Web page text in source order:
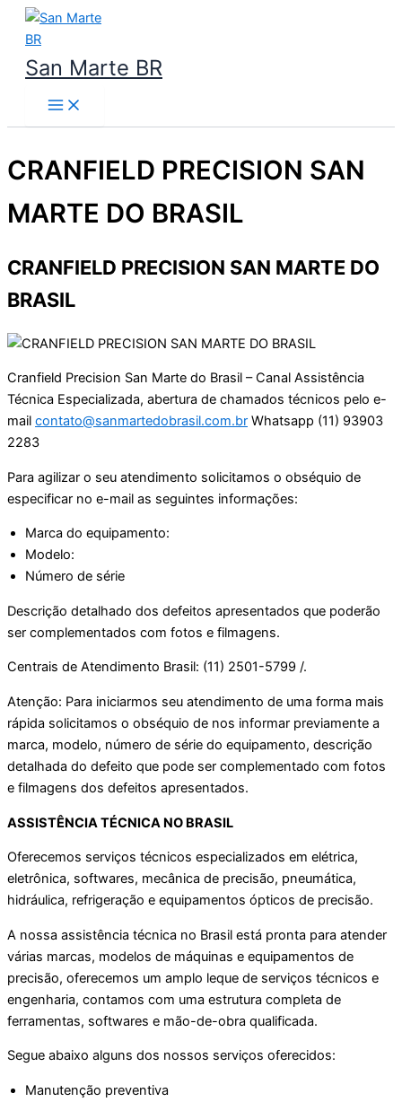
para
conteúdo
San Marte BR
CRANFIELD PRECISION SAN
MARTE DO BRASIL
CRANFIELD PRECISION SAN MARTE DO
BRASIL
Cranfield Precision San Marte do Brasil – Canal Assistência
Técnica Especializada, abertura de chamados técnicos pelo e-
mail contato@sanmartedobrasil.com.br Whatsapp (11) 93903
2283
Para agilizar o seu atendimento solicitamos o obséquio de
especificar no e-mail as seguintes informações:
Marca do equipamento:
Modelo:
Número de série
Descrição detalhado dos defeitos apresentados que poderão
ser complementados com fotos e filmagens.
Centrais de Atendimento Brasil: (11) 2501-5799 /.
Atenção: Para iniciarmos seu atendimento de uma forma mais
rápida solicitamos o obséquio de nos informar previamente a
marca, modelo, número de série do equipamento, descrição
detalhada do defeito que pode ser complementado com fotos
e filmagens dos defeitos apresentados.
ASSISTÊNCIA TÉCNICA NO BRASIL
Oferecemos serviços técnicos especializados em elétrica,
eletrônica, softwares, mecânica de precisão, pneumática,
hidráulica, refrigeração e equipamentos ópticos de precisão.
A nossa assistência técnica no Brasil está pronta para atender
várias marcas, modelos de máquinas e equipamentos de
precisão, oferecemos um amplo leque de serviços técnicos e
engenharia, contamos com uma estrutura completa de
ferramentas, softwares e mão-de-obra qualificada.
Segue abaixo alguns dos nossos serviços oferecidos:
Manutenção preventiva